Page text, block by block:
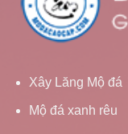
Xây Lăng Mộ đá
Mộ đá xanh rêu